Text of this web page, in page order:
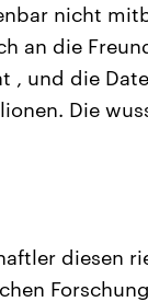
nicht
an die
, und die
Die
diesen